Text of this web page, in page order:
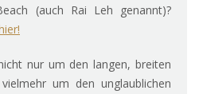
(auch Rai Leh genannt)?
nur um den langen, breiten
um den unglaublichen